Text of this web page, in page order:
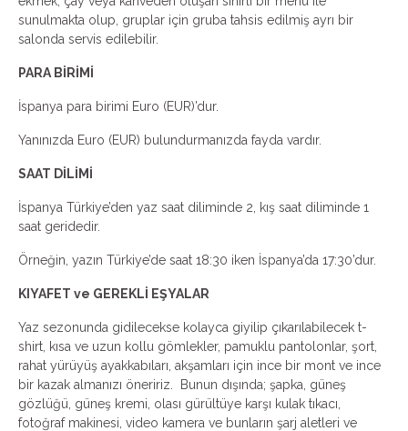
sunulmakta olup, gruplar için gruba tahsis edilmiş ayrı bir
salonda servis edilebilir.
PARA BİRİMİ
İspanya para birimi Euro (EUR)’dur.
Yanınızda Euro (EUR) bulundurmanızda fayda vardır.
SAAT DİLİMİ
İspanya Türkiye’den yaz saat diliminde 2, kış saat diliminde 1
saat geridedir.
Örneğin, yazın Türkiye’de saat 18:30 iken İspanya’da 17:30’dur.
KIYAFET ve GEREKLİ EŞYALAR
Yaz sezonunda gidilecekse kolayca giyilip çıkarılabilecek t-
shirt, kısa ve uzun kollu gömlekler, pamuklu pantolonlar, şort,
rahat yürüyüş ayakkabıları, akşamları için ince bir mont ve ince
bir kazak almanızı öneririz. Bunun dışında; şapka, güneş
gözlüğü, güneş kremi, olası gürültüye karşı kulak tıkacı,
fotoğraf makinesi, video kamera ve bunların şarj aletleri ve